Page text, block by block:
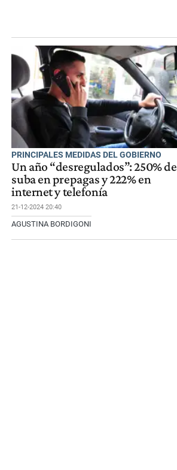
PRINCIPALES MEDIDAS DEL GOBIERNO
Un año “desregulados”: 250% de
suba en prepagas y 222% en
internet y telefonía
21-12-2024 20:40
AGUSTINA BORDIGONI